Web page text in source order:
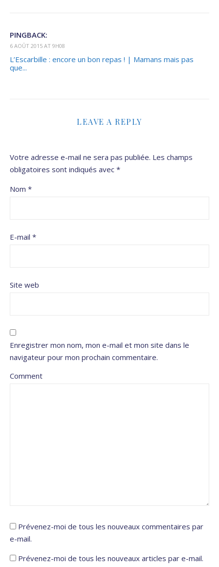
PINGBACK:
6 AOÛT 2015 AT 9H08
L’Escarbille : encore un bon repas ! | Mamans mais pas
que...
LEAVE A REPLY
Votre adresse e-mail ne sera pas publiée. Les champs
obligatoires sont indiqués avec *
Nom *
E-mail *
Site web
Enregistrer mon nom, mon e-mail et mon site dans le
navigateur pour mon prochain commentaire.
Comment
Prévenez-moi de tous les nouveaux commentaires par
e-mail.
Prévenez-moi de tous les nouveaux articles par e-mail.